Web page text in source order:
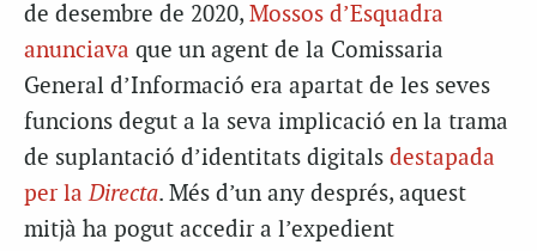
de desembre de 2020, Mossos d’Esquadra
anunciava que un agent de la Comissaria
General d’Informació era apartat de les seves
funcions degut a la seva implicació en la trama
de suplantació d’identitats digitals destapada
per laDirecta. Més d’un any després, aquest
mitjà ha pogut accedir a l’expedient